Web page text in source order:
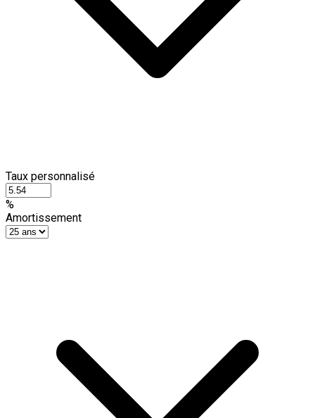
Taux personnalisé
%
Amortissement